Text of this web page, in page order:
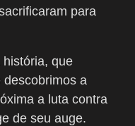
para
que
a
a luta contra
de seu auge.